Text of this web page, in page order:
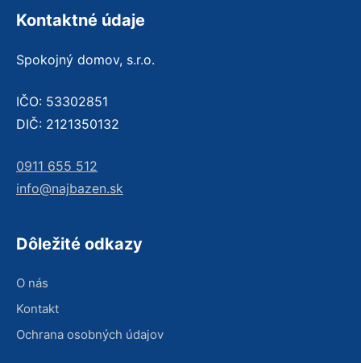
Kontaktné údaje
Spokojný domov, s.r.o.
IČO: 53302851
DIČ: 2121350132
0911 655 512
info@najbazen.sk
Dôležité odkazy
O nás
Kontakt
Ochrana osobných údajov